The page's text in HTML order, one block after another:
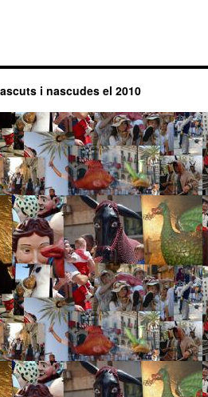
i nascudes el 2010